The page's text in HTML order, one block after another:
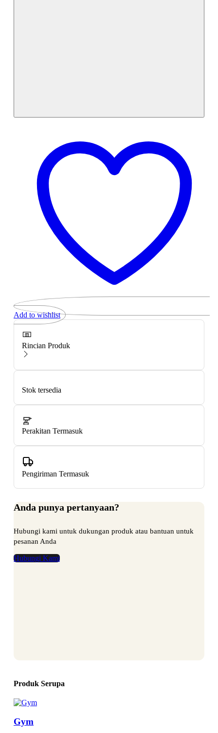
Add to wishlist
Rincian Produk
Stok tersedia
Perakitan Termasuk
Pengiriman Termasuk
Anda punya pertanyaan?
Hubungi kami untuk dukungan produk atau bantuan untuk
pesanan Anda
Hubungi Kami
Produk Serupa
Gym